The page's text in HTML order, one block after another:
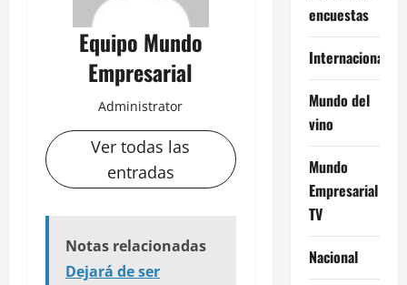
Equipo Mundo
Empresarial
Administrator
Ver todas las
entradas
Notas relacionadas
Dejará de ser
encuestas
Internacional
Mundo del
vino
Mundo
Empresarial
TV
Nacional